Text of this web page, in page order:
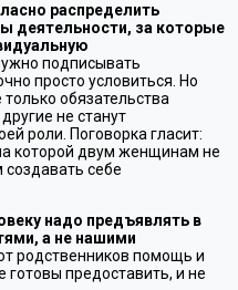
распределить
деятельности, за которые
подписывать
просто условиться. Но
обязательства
не станут
роли. Поговорка гласит:
которой двум женщинам не
себе
надо предъявлять в
а не нашими
родственников помощь и
готовы предоставить, и не